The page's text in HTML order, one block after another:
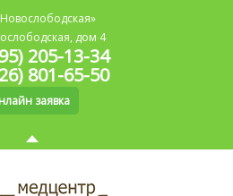
дом 4
205-13-34
801-65-50
заявка